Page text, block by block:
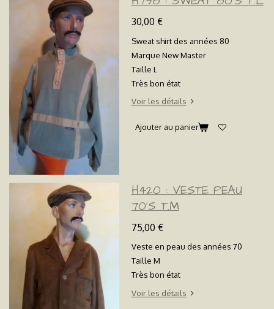
30,00 €
Sweat shirt des années 80
Marque New Master
Taille L
Très bon état
Voir les détails
Ajouter au panier
H420 : VESTE PEAU
70'S T.M
75,00 €
Veste en peau des années 70
Taille M
Très bon état
Voir les détails